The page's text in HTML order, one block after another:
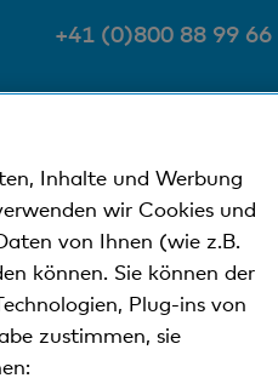
+41 (0)800 88 99 66
Impressum
Inhalte und Werbung
wir Cookies und
von Ihnen (wie z.B.
können. Sie können der
Plug-ins von
zustimmen, sie